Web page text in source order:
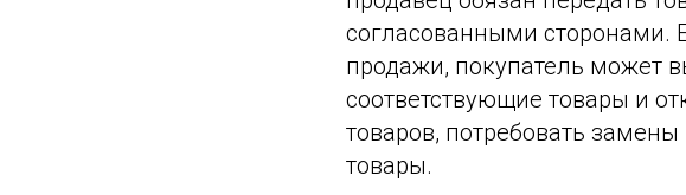
согласованными сторонами.
продажи, покупатель может
соответствующие товары и
товаров, потребовать
товары.